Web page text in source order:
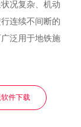
况复杂、机动
连续不间断的
泛用于地铁施
件下载